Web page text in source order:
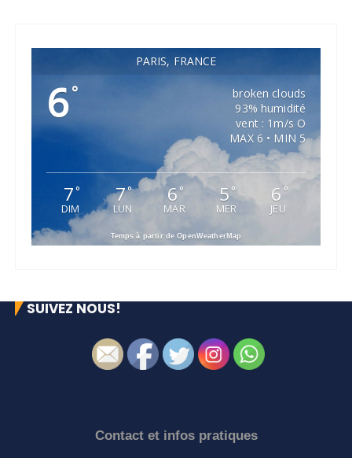
PARIS, FRANCE
6°
broken clouds
93% humidité
vent : 1m/s O
MAX 6 • MIN 5
7°
DIM
7°
LUN
6°
MAR
5°
MER
6 °
JEU
Temps à partir de OpenWeatherMap
SUIVEZ NOUS!
Contact et infos pratiques